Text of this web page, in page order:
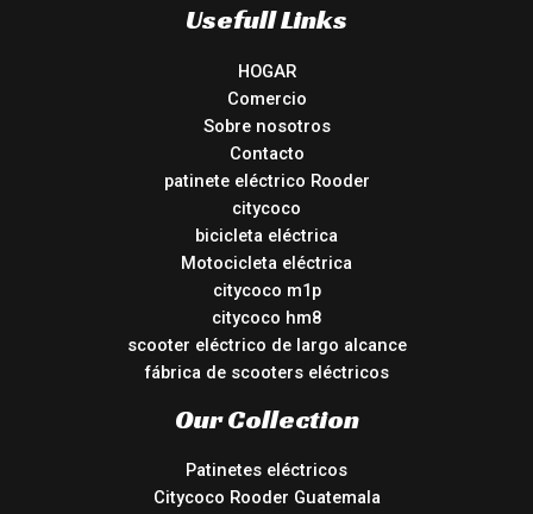
Usefull Links
HOGAR
Comercio
Sobre nosotros
Contacto
patinete eléctrico Rooder
citycoco
bicicleta eléctrica
Motocicleta eléctrica
citycoco m1p
citycoco hm8
scooter eléctrico de largo alcance
fábrica de scooters eléctricos
Our Collection
Patinetes eléctricos
Citycoco Rooder Guatemala